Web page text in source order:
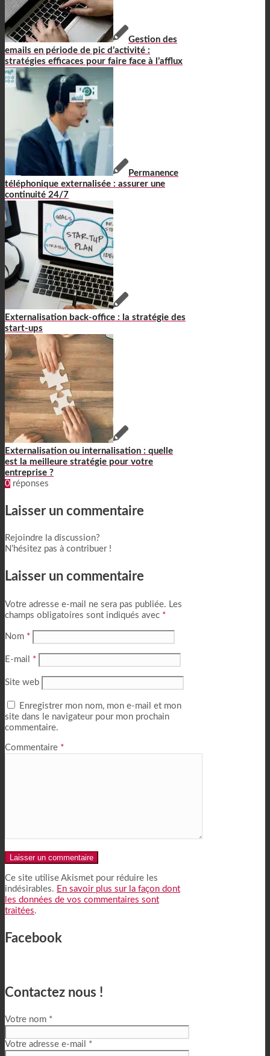
Gestion des
emails en période de pic d’activité :
stratégies efficaces pour faire face à l’afflux
Permanence
téléphonique externalisée : assurer une
continuité 24/7
Externalisation back-office : la stratégie des
start-ups
Externalisation ou internalisation : quelle
est la meilleure stratégie pour votre
entreprise ?
0 réponses
Laisser un commentaire
Rejoindre la discussion?
N’hésitez pas à contribuer !
Laisser un commentaire
Votre adresse e-mail ne sera pas publiée. Les
champs obligatoires sont indiqués avec *
Nom *
E-mail *
Site web
Enregistrer mon nom, mon e-mail et mon
site dans le navigateur pour mon prochain
commentaire.
Commentaire *
Alternative:
Ce site utilise Akismet pour réduire les
indésirables. En savoir plus sur la façon dont
les données de vos commentaires sont
traitées.
Facebook
Contactez nous !
Votre nom *
Votre adresse e-mail *